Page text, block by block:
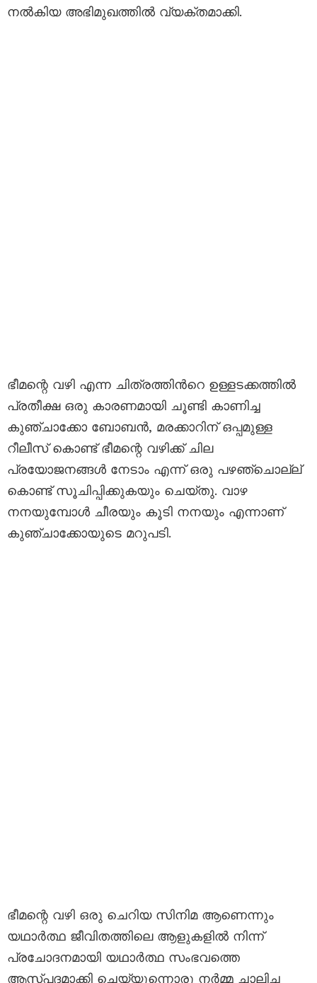
നൽകിയ അഭിമുഖത്തിൽ വ്യക്തമാക്കി.
ഭീമന്റെ വഴി എന്ന ചിത്രത്തിന്‍റെ ഉള്ളടക്കത്തില്‍
പ്രതീക്ഷ ഒരു കാരണമായി ചൂണ്ടി കാണിച്ച
കുഞ്ചാക്കോ ബോബൻ, മരക്കാറിന് ഒപ്പമുള്ള
റീലീസ് കൊണ്ട് ഭീമന്റെ വഴിക്ക് ചില
പ്രയോജനങ്ങൾ നേടാം എന്ന് ഒരു പഴഞ്ചൊല്ല്
കൊണ്ട് സൂചിപ്പിക്കുകയും ചെയ്തു. വാഴ
നനയുമ്പോൾ ചീരയും കൂടി നനയും എന്നാണ്
കുഞ്ചാക്കോയുടെ മറുപടി.
ഭീമന്റെ വഴി ഒരു ചെറിയ സിനിമ ആണെന്നും
യഥാർത്ഥ ജീവിതത്തിലെ ആളുകളിൽ നിന്ന്
പ്രചോദനമായി യഥാർത്ഥ സംഭവത്തെ
ആസ്പദമാക്കി ചെയ്യുന്നൊരു നർമ്മ ചാലിച്ച